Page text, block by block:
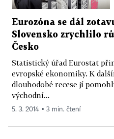
Eurozóna se dál
Slovensko zrychlilo
Česko
Statistický úřad Eurostat
evropské ekonomiky. K
dlouhodobé recese jí
východní...
5. 3. 2014 ▪ 3 min. čtení